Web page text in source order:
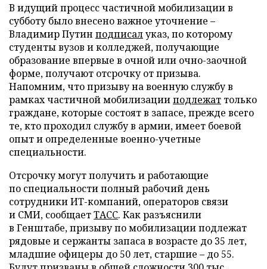
В идущий процесс частичной мобилизации в
субботу было внесено важное уточнение –
Владимир Путин подписалуказ, по которому
студенты вузов и колледжей, получающие
образование впервые в очной или очно-заочной
форме, получают отсрочку от призыва.
Напомним, что призыву на военную службу в
рамках частичной мобилизацииподлежат только
граждане, которые состоят в запасе, прежде всего
те, кто проходил службу в армии, имеет боевой
опыт и определенные военно-учетные
специальности.
Отсрочку могут получить и работающие
по специальности полный рабочий день
сотрудники ИТ-компаний, операторов связи
и СМИ, сообщаетТАСС. Как разъяснили
в Генштабе, призыву по мобилизации подлежат
рядовые и сержанты запаса в возрасте до 35 лет,
младшие офицеры до 50 лет, старшие – до 55.